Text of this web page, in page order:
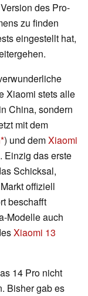
des Pro-
zu finden
eingestellt hat,
Xiaomi stets alle
China, sondern
mit dem
) und demXiaomi
Einzig das erste
Schicksal,
offiziell
beschafft
Modelle auch
Xiaomi 13
14 Pro nicht
Bisher gab es